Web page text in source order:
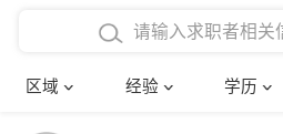
区域 经验 学历
在校学生工作经验
确定